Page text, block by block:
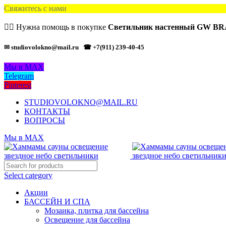
Свяжитесь с нами
🙋‍♂️ Нужна помощь в покупке Светильник настенный GW
✉ studiovolokno@mail.ru ☎ +7(911) 239-40-45
Мы в MAX
Telegram
Pinterest
STUDIOVOLOKNO@MAIL.RU
КОНТАКТЫ
ВОПРОСЫ
Мы в MAX
Select category
Акции
БАССЕЙН И СПА
Мозаика, плитка для бассейна
Освещение для бассейна